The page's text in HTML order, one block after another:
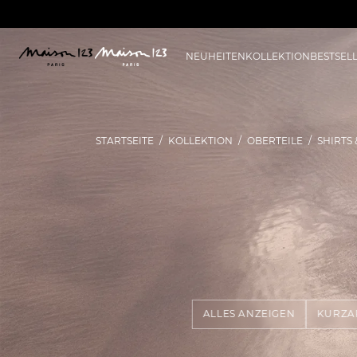
NEUHEITENKOLLEKTION
ALLES ANZEIGEN
STARTSEITE KOLLEKTION OBERTEILE SHIRTS